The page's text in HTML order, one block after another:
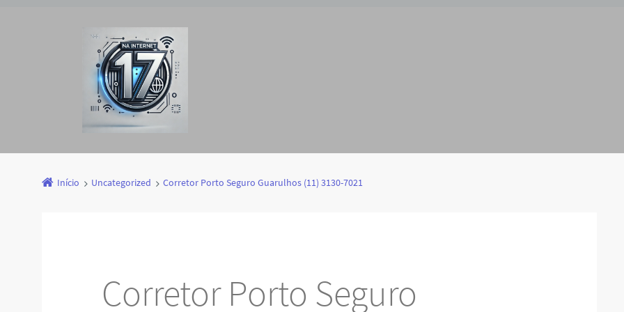
Início Uncategorized Corretor Porto Seguro Guarulhos (11) 3130-7021
Corretor Porto Seguro